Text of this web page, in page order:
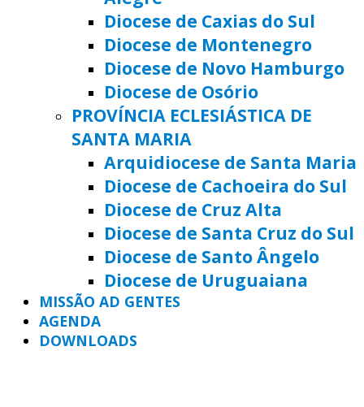
Diocese de Caxias do Sul
Diocese de Montenegro
Diocese de Novo Hamburgo
Diocese de Osório
PROVÍNCIA ECLESIÁSTICA DE
SANTA MARIA
Arquidiocese de Santa Maria
Diocese de Cachoeira do Sul
Diocese de Cruz Alta
Diocese de Santa Cruz do Sul
Diocese de Santo Ângelo
Diocese de Uruguaiana
MISSÃO AD GENTES
AGENDA
DOWNLOADS